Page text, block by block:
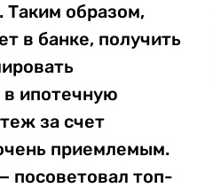
Таким образом,
в банке, получить
в ипотечную
за счет
приемлемым.
посоветовал топ-